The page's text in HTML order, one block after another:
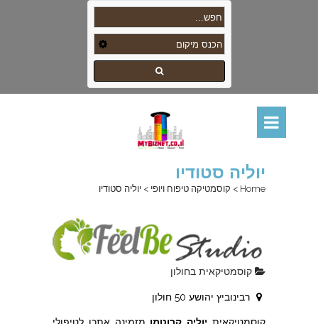
יוליה סטודיו
Home
> קוסמטיקה טיפוח ויופי > יוליה סטודיו
קוסמטיקאית בחולון
רבינוביץ יהושע 50 חולון